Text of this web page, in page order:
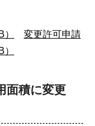
変更許可申請
面積に変更